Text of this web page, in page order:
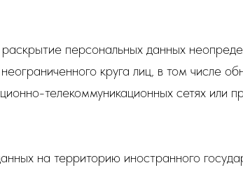
персональных данных
круга лиц, в том числе
телекоммуникационных сетях или
на территорию иностранного